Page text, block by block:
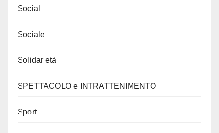
Social
Sociale
Solidarietà
SPETTACOLO e INTRATTENIMENTO
Sport